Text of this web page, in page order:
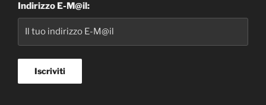
Indirizzo E-M@il: